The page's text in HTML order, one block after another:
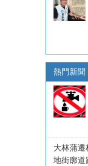
熱門新聞
大林蒲
地街廓道